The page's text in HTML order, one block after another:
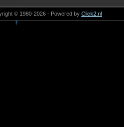
© 1980-2026 - Powered by Click2.nl